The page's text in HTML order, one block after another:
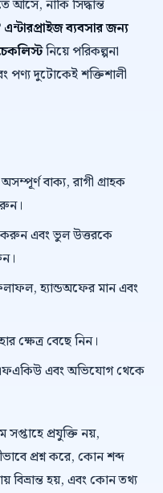
নাকি সিদ্ধান্ত
এন্টারপ্রাইজ ব্যবসার জন্য
নিয়ে পরিকল্পনা
পণ্য দুটোকেই শক্তিশালী
বাক্য, রাগী গ্রাহক
করুন এবং ভুল উত্তরকে
হ্যান্ডঅফের মান এবং
ক্ষেত্র বেছে নিন।
এবং অভিযোগ থেকে
প্রযুক্তি নয়,
প্রশ্ন করে, কোন শব্দ
হয়, এবং কোন তথ্য